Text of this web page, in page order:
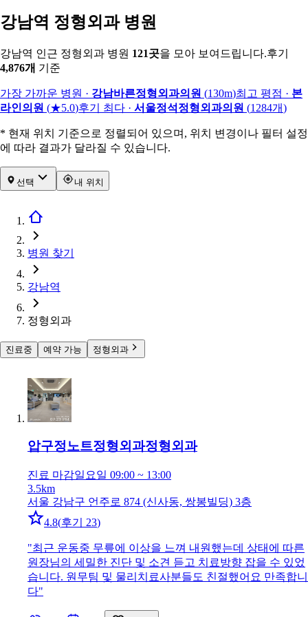
강남역 정형외과 병원
강남역 인근 정형외과 병원 121곳을 모아 보여드립니다.후기
4,876개 기준
가장 가까운 병원 · 강남바른정형외과의원 (130m)최고 평점 · 본
라인의원 (★5.0)후기 최다 · 서울정석정형외과의원 (1284개)
* 현재 위치 기준으로 정렬되어 있으며, 위치 변경이나 필터 설정
에 따라 결과가 달라질 수 있습니다.
선택 내 위치
병원 찾기
강남역
정형외과
진료중 예약 가능 정형외과
압구정노트정형외과정형외과
진료 마감일요일 09:00 ~ 13:00
3.5km
서울 강남구 언주로 874 (신사동, 쌍봉빌딩) 3층
4.8(후기 23)
"최근 운동중 무릎에 이상을 느껴 내원했는데 상태에 따른
원장님의 세밀한 진단 및 소견 듣고 치료방향 잡을 수 있었
습니다. 원무팀 및 물리치료사분들도 친절했어요 만족합니
다"